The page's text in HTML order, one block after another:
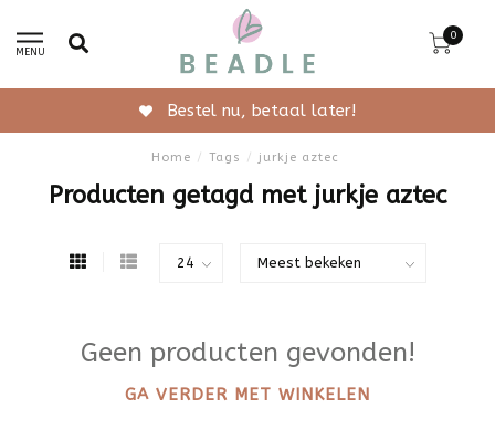
MENU
0
Bestel nu, betaal later!
Home / Tags / jurkje aztec
Producten getagd met jurkje aztec
Geen producten gevonden!
GA VERDER MET WINKELEN